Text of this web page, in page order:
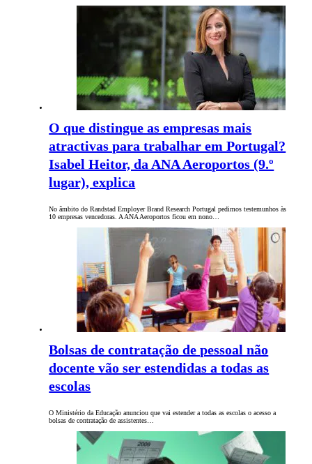
O que distingue as empresas mais
atractivas para trabalhar em Portugal?
Isabel Heitor, da ANA Aeroportos (9.º
lugar), explica
No âmbito do Randstad Employer Brand Research Portugal pedimos testemunhos às
10 empresas vencedoras. A ANA Aeroportos ficou em nono…
Bolsas de contratação de pessoal não
docente vão ser estendidas a todas as
escolas
O Ministério da Educação anunciou que vai estender a todas as escolas o acesso a
bolsas de contratação de assistentes…